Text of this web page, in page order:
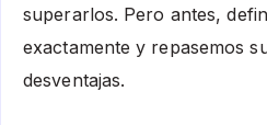
superarlos. Pero antes,
exactamente y repasemos
desventajas.